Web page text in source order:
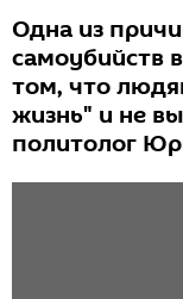
Одна из
самоубийств
том, что
жизнь" и не
политолог